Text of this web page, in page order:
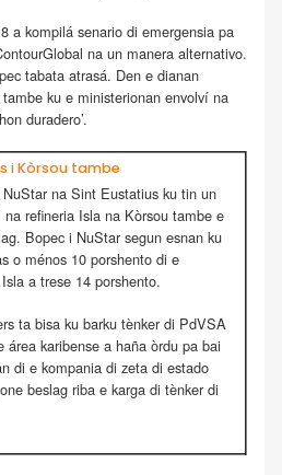
a kompilá senario di emergensia pa
na un manera alternativo.
tabata atrasá. Den e dianan
ku e ministerionan envolví na
duradero’.
i Kòrsou tambe
na Sint Eustatius ku tin un
refineria Isla na Kòrsou tambe e
Bopec i NuStar segun esnan ku
o ménos 10 porshento di e
a trese 14 porshento.
ta bisa ku barku tènker di PdVSA
karibense a haña òrdu pa bai
di e kompania di zeta di estado
beslag riba e karga di tènker di